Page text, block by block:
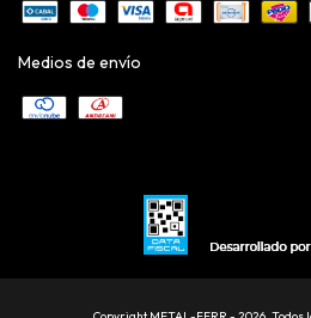
Medios de envío